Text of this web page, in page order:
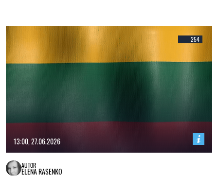
254
13:00, 27.06.2026
AUTOR
ELENA RASENKO